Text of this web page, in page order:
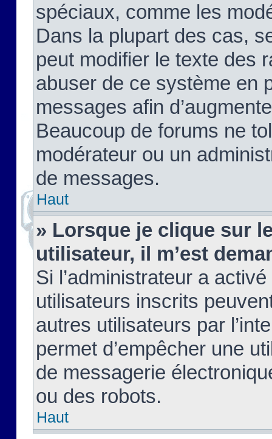
spéciaux, comme les
Dans la plupart des cas,
peut modifier le texte des
abuser de ce système en
messages afin
Beaucoup de forums ne
modérateur ou un
de messages.
Haut
» Lorsque je clique sur
utilisateur, il m’est
Si l’administrateur a
utilisateurs inscrits
autres utilisateurs par
permet d’empêcher une
de messagerie
ou des robots.
Haut